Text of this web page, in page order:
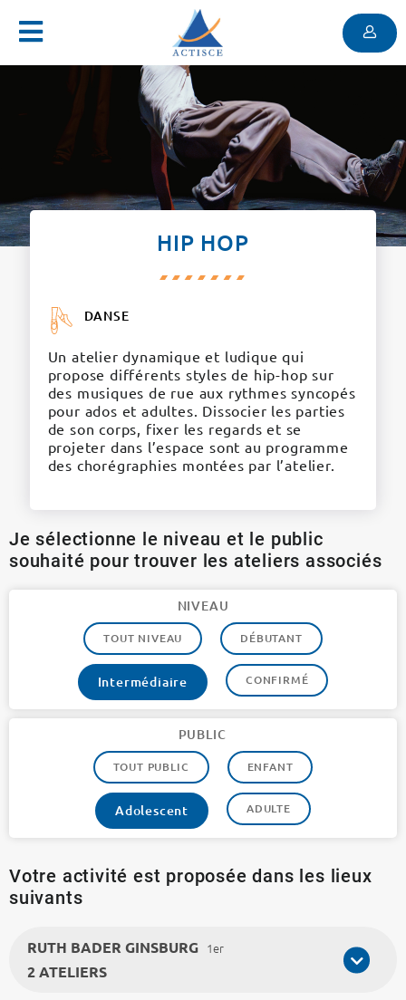
Menu
HIP HOP
DANSE
Un atelier dynamique et ludique qui
propose différents styles de hip-hop sur
des musiques de rue aux rythmes syncopés
pour ados et adultes. Dissocier les parties
de son corps, fixer les regards et se
projeter dans l’espace sont au programme
des chorégraphies montées par l’atelier.
Je sélectionne le niveau et le public
souhaité pour trouver les ateliers associés
NIVEAU
TOUT NIVEAU DÉBUTANT
Intermédiaire CONFIRMÉ
PUBLIC
TOUT PUBLIC ENFANT
Adolescent ADULTE
Votre activité est proposée dans les lieux
suivants
RUTH BADER GINSBURG 1er
2 ATELIERS